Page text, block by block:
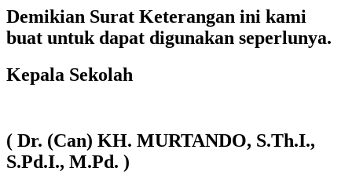
Demikian Surat Keterangan ini kami
buat untuk dapat digunakan seperlunya.
Kepala Sekolah
( Dr. (Can) KH. MURTANDO, S.Th.I.,
S.Pd.I., M.Pd. )